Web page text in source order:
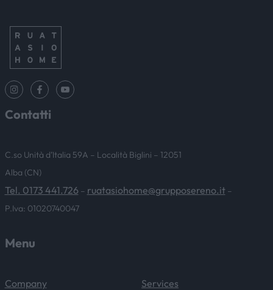
Contatti
C.so Unità d’Italia 59A – Località Biglini – 12051
Alba (CN)
Tel. 0173 441.726 – ruatasiohome@grupposereno.it –
P.Iva: 01020740047
Menu
Company
Services